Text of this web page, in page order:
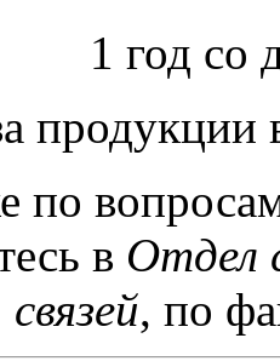
1 год со
продукции
по
в Отдел
связей, по